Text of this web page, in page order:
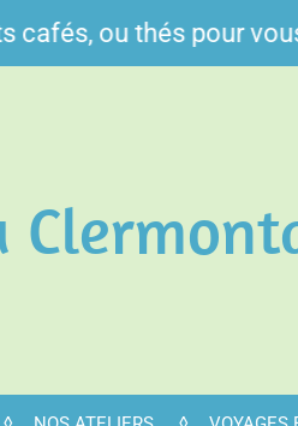
cafés, ou thés pour